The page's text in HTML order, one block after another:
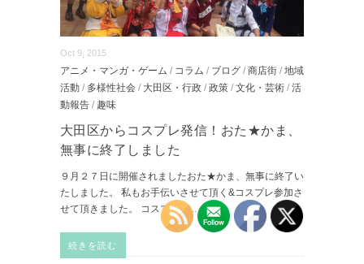
Oct 9, 2015
アニメ・マンガ・ゲーム / コラム / ブログ / 商店街 / 地域
活動 / 多様性社会 / 大田区・行政 / 政策 / 文化・芸術 / 活
動報告 / 趣味
大田区からコスプレ発信！おた★かま、
無事に終了しました
９月２７日に開催されましたおた★かま、無事に終了い
たしました。 私もお手伝いさせて頂く&コスプレ参加さ
せて頂きました。 コスプレの...
続きを読む